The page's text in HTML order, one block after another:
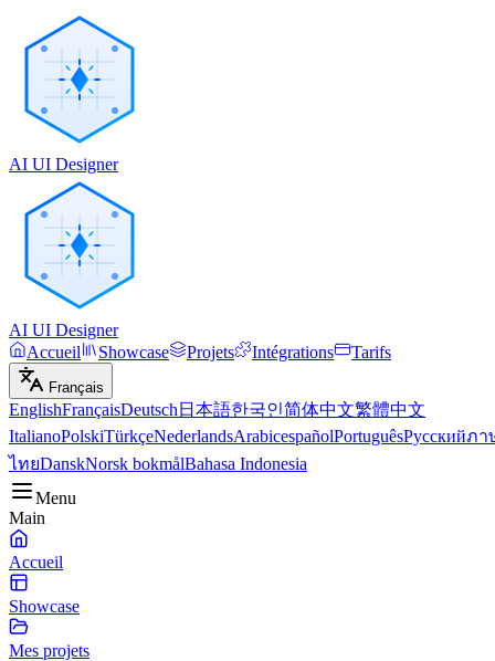
AI UI Designer
AI UI Designer
Accueil
Showcase Projets Intégrations Tarifs
Français
EnglishFrançaisDeutsch 日本語한국인简体中文繁體中文
ItalianoPolskiTürkçeNederlandsArabicespañolPortuguêsРусскийภา
ไทยDanskNorsk bokmålBahasa Indonesia
Menu
Main
Accueil
Showcase
Mes projets